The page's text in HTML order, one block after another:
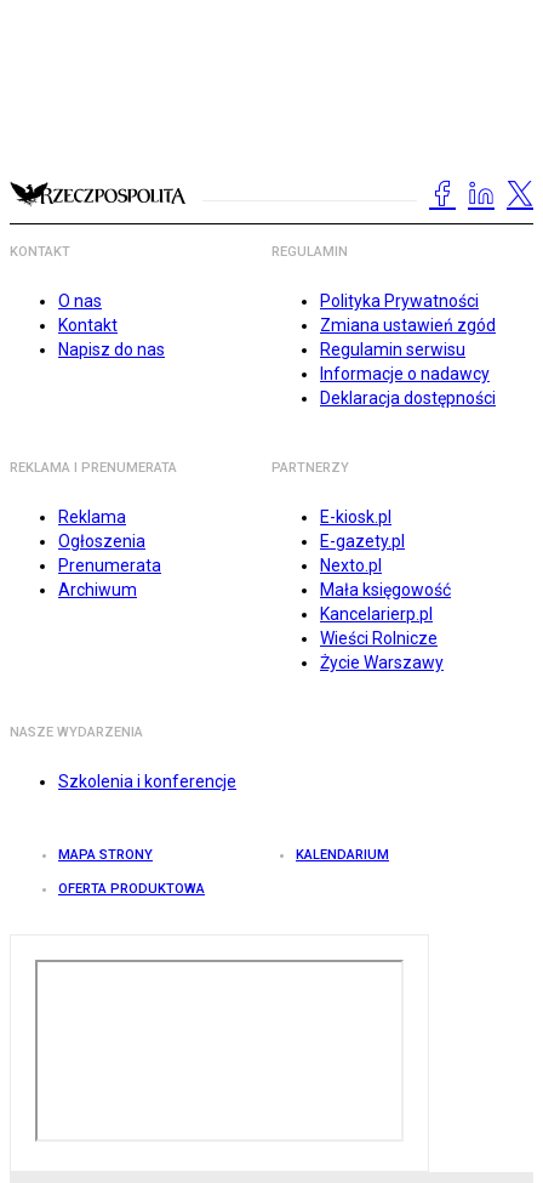
KONTAKT
O nas
Kontakt
Napisz do nas
REGULAMIN
Polityka Prywatności
Zmiana ustawień zgód
Regulamin serwisu
Informacje o nadawcy
Deklaracja dostępności
REKLAMA I PRENUMERATA
Reklama
Ogłoszenia
Prenumerata
Archiwum
PARTNERZY
E-kiosk.pl
E-gazety.pl
Nexto.pl
Mała księgowość
Kancelarierp.pl
Wieści Rolnicze
Życie Warszawy
NASZE WYDARZENIA
Szkolenia i konferencje
MAPA STRONY KALENDARIUM
OFERTA PRODUKTOWA